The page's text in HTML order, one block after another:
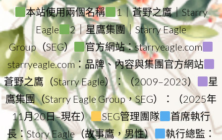
本站使用兩個名稱
1｜蒼野之鷹｜Starry
Eagle
2｜星鷹集團｜Starry Eagle
Group（SEG）
官方網站：starryeagle.com
starryeagle.com：品牌、內容與集團官方網站
蒼野之鷹（Starry Eagle）：（2009–2023）
星
鷹集團（Starry Eagle Group，SEG）：（2025年
11月20日–現在）
SEG管理團隊
首席執行
長：Story Eagle（故事鷹，男性）
執行總監：